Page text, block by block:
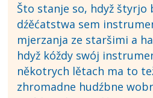
Što stanje so, hdyž
dźěćatstwa sem
mjerzanja ze staršimi a
hdyž kóždy swój
někotrych lětach ma to
zhromadne hudźbne